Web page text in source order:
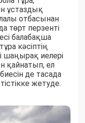
ұстаздық
отбасынан
төрт перзенті
балабақша
кәсіптің
шаңырақ иелері
қайнатып, ел
де тасада
жетуде.